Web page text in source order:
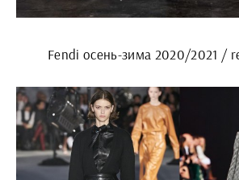
Fendi осень-зима 2020/2021 /